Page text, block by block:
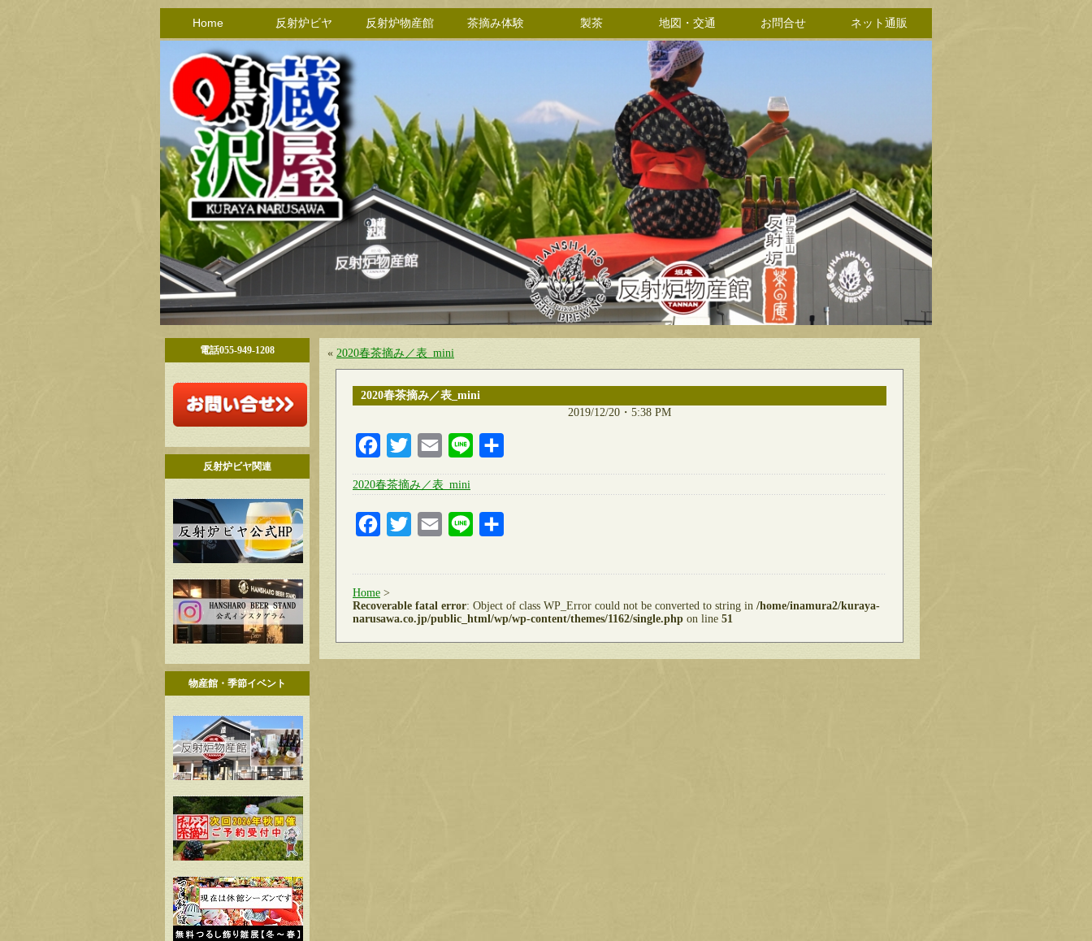
Home 反射炉ビヤ 反射炉物産館 茶摘み体験 製茶 地図・交通 お問合せ ネット通販
電話055-949-1208
反射炉ビヤ関連
物産館・季節イベント
« 2020春茶摘み／表_mini
2020春茶摘み／表_mini
2019/12/20・5:38 PM
FacebookTwitter Email Line
2020春茶摘み／表_mini
FacebookTwitter Email Line
Home >
Recoverable fatal error: Object of class WP_Error could not be converted to string in /home/inamura2/kuraya-
narusawa.co.jp/public_html/wp/wp-content/themes/1162/single.php on line 51